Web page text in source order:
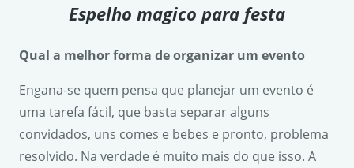
Espelho magico para festa
Qual a melhor forma de organizar um evento
Engana-se quem pensa que planejar um evento é
uma tarefa fácil, que basta separar alguns
convidados, uns comes e bebes e pronto, problema
resolvido. Na verdade é muito mais do que isso. A